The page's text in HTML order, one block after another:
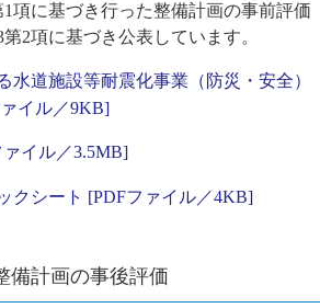
項に基づき行った整備計画の事前評価
2項に基づき公表しています。
水道施設等耐震化事業（防災・安全）
ァイル／9KB]
イル／3.5MB]
クシート [PDFファイル／4KB]
備計画の事後評価